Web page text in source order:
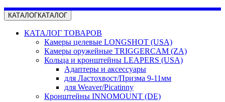
КАТАЛОГКАТАЛОГ
КАТАЛОГ ТОВАРОВ
Камеры целевые LONGSHOT (USA)
Камеры оружейные TRIGGERCAM (ZA)
Кольца и кронштейны LEAPERS (USA)
Адаптеры и аксессуары
для Ластохвост/Призма 9-11мм
для Weaver/Picatinny
Кронштейны INNOMOUNT (DE)